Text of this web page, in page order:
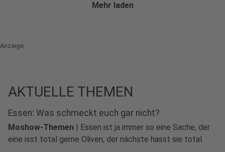
Mehr laden
Anzeige
AKTUELLE THEMEN
Essen: Was schmeckt euch gar nicht?
Moshow-Themen | Essen ist ja immer so eine Sache, der
eine isst total gerne Oliven, der nächste hasst sie total.